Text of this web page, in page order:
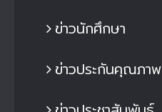
ข่าวนักศึกษา
ข่าวประกันคุณภาพ